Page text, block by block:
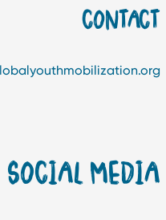
SOCIAL